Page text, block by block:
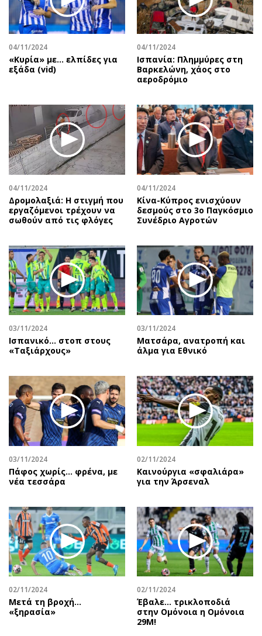
Βιβλίο
Χειρόγραφα
Προσωπικότητες στην ''Κ''
Επιστολές
04/11/2024
«Κυρία» με... ελπίδες για
εξάδα (vid)
04/11/2024
Ισπανία: Πλημμύρες στη
Βαρκελώνη, χάος στο
αεροδρόμιο
04/11/2024
Δρομολαξιά: Η στιγμή που
εργαζόμενοι τρέχουν να
σωθούν από τις φλόγες
04/11/2024
Κίνα-Κύπρος ενισχύουν
δεσμούς στο 3ο Παγκόσμιο
Συνέδριο Αγροτών
03/11/2024
Ισπανικό... στοπ στους
«Ταξιάρχους»
03/11/2024
Ματσάρα, ανατροπή και
άλμα για Εθνικό
03/11/2024
Πάφος χωρίς... φρένα, με
νέα τεσσάρα
02/11/2024
Καινούργια «σφαλιάρα»
για την Άρσεναλ
02/11/2024
Μετά τη βροχή…
«ξηρασία»
02/11/2024
Έβαλε… τρικλοποδιά
στην Ομόνοια η Ομόνοια
29Μ!